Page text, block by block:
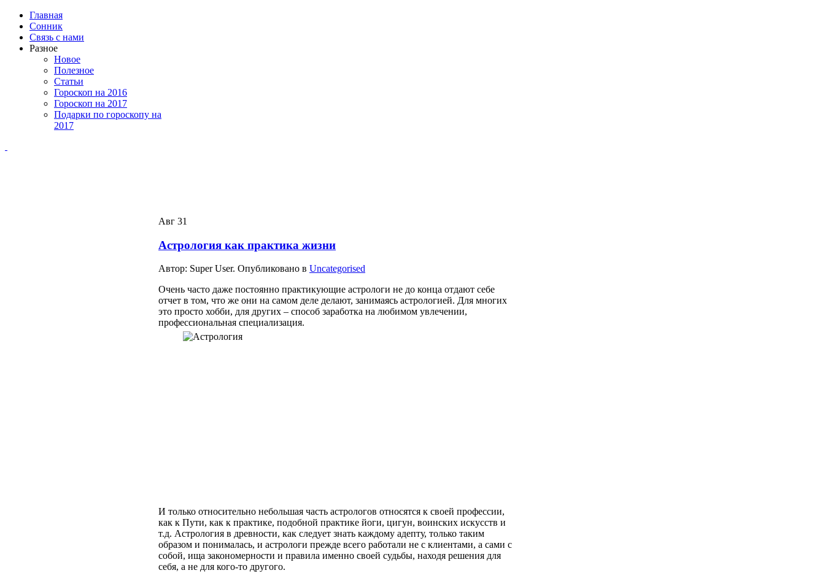
Главная
Сонник
Связь с нами
Разное
Новое
Полезное
Статьи
Гороскоп на 2016
Гороскоп на 2017
Подарки по гороскопу на
2017
Авг 31
Астрология как практика жизни
Автор: Super User. Опубликовано в Uncategorised
Очень часто даже постоянно практикующие астрологи не до конца отдают себе
отчет в том, что же они на самом деле делают, занимаясь астрологией. Для многих
это просто хобби, для других – способ заработка на любимом увлечении,
профессиональная специализация.
И только относительно небольшая часть астрологов относятся к своей профессии,
как к Пути, как к практике, подобной практике йоги, цигун, воинских искусств и
т.д. Астрология в древности, как следует знать каждому адепту, только таким
образом и понималась, и астрологи прежде всего работали не с клиентами, а сами с
собой, ища закономерности и правила именно своей судьбы, находя решения для
себя, а не для кого-то другого.